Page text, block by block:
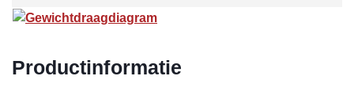
Gewichtdraagdiagram
Productinformatie